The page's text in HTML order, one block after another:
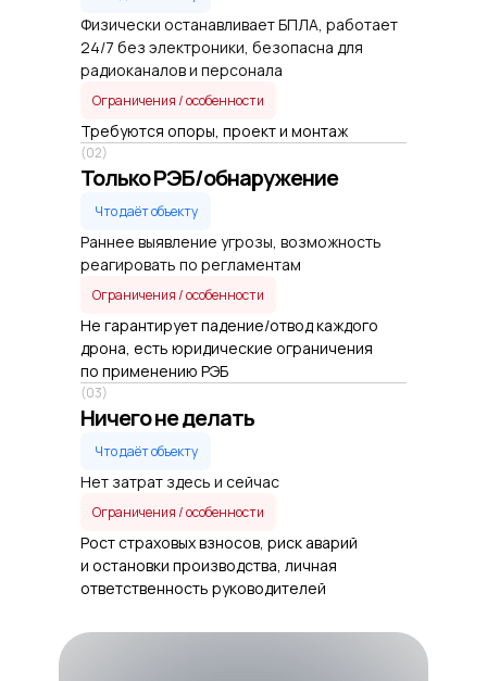
Физически останавливает БПЛА, работает
24/7 без электроники, безопасна для
радиоканалов и персонала
Ограничения / особенности
Требуются опоры, проект и монтаж
(02)
Только РЭБ/обнаружение
Что даёт объекту
Раннее выявление угрозы, возможность
реагировать по регламентам
Ограничения / особенности
Не гарантирует падение/отвод каждого
дрона, есть юридические ограничения
по применению РЭБ
(03)
Ничего не делать
Что даёт объекту
Нет затрат здесь и сейчас
Ограничения / особенности
Рост страховых взносов, риск аварий
и остановки производства, личная
ответственность руководителей